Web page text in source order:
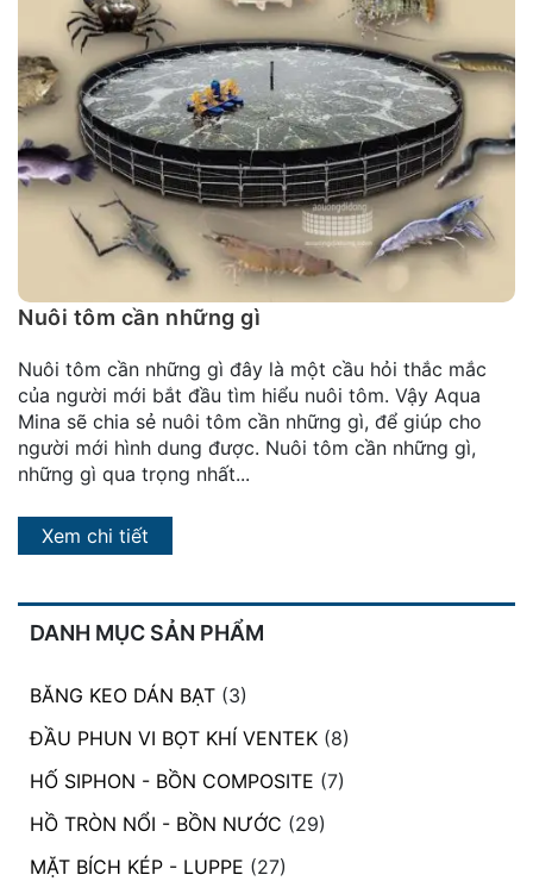
Ventek
Hướng
dẫn
lắp
đặt
chia
Liên
hệ
DANH MỤC SẢN PHẨM
BĂNG KEO DÁN BẠT (3)
ĐẦU PHUN VI BỌT KHÍ VENTEK (8)
HỐ SIPHON - BỒN COMPOSITE (7)
HỒ TRÒN NỔI - BỒN NƯỚC (29)
MẶT BÍCH KÉP - LUPPE (27)
Nuôi tôm cần những gì
Nuôi tôm cần những gì đây là một cầu hỏi thắc mắc
của người mới bắt đầu tìm hiểu nuôi tôm. Vậy Aqua
Mina sẽ chia sẻ nuôi tôm cần những gì, để giúp cho
người mới hình dung được. Nuôi tôm cần những gì,
những gì qua trọng nhất...
Xem chi tiết